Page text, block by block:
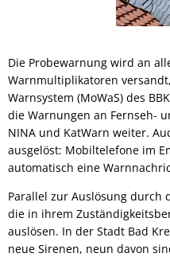
Die Probewarnung wird an
Warnmultiplikatoren
Warnsystem (MoWaS) des
die Warnungen an Fernseh-
NINA und KatWarn weiter.
ausgelöst: Mobiltelefone im
automatisch eine
Parallel zur Auslösung durch
die in ihrem
auslösen. In der Stadt Bad
neue Sirenen, neun davon